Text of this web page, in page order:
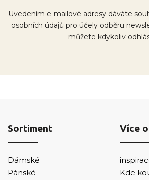
Uvedením e-mailové adresy dáváte
osobních údajů pro účely odběru
můžete kdykoliv
Sortiment
Dámské
Pánské
Více
Kde